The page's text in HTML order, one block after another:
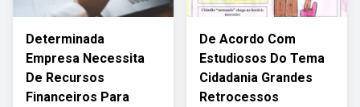
Determinada
Empresa Necessita
De Recursos
Financeiros Para
De Acordo Com
Estudiosos Do Tema
Cidadania Grandes
Retrocessos